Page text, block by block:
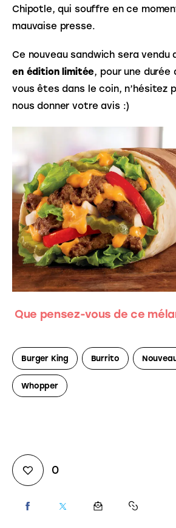
Chipotle, qui souffre en ce
mauvaise presse.
Ce nouveau sandwich sera vendu
en édition limitée, pour une durée
vous êtes dans le coin, n’hésitez
nous donner votre avis :)
Que pensez-vous de ce
Burger King Burrito
Whopper
0